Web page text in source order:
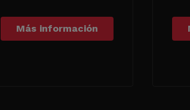
Más información